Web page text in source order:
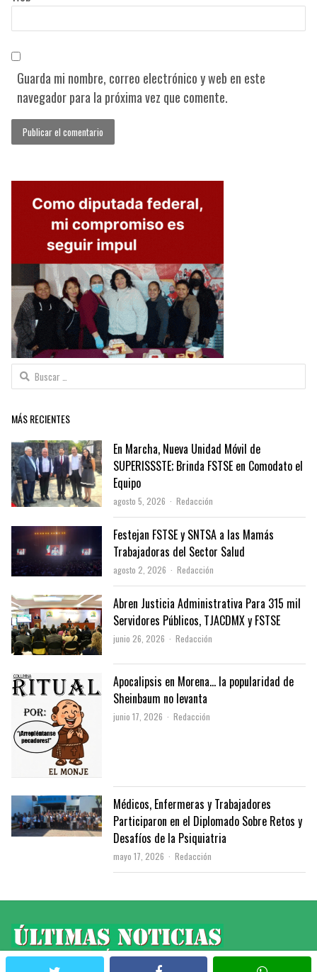
Guarda mi nombre, correo electrónico y web en este
navegador para la próxima vez que comente.
Buscar:
MÁS RECIENTES
En Marcha, Nueva Unidad Móvil de
SUPERISSSTE; Brinda FSTSE en Comodato el
Equipo
agosto 5, 2026 Author
Redacción
Festejan FSTSE y SNTSA a las Mamás
Trabajadoras del Sector Salud
agosto 2, 2026 Author
Redacción
Abren Justicia Administrativa Para 315 mil
Servidores Públicos, TJACDMX y FSTSE
junio 26, 2026 Author
Redacción
Apocalipsis en Morena… la popularidad de
Sheinbaum no levanta
junio 17, 2026 Author
Redacción
Médicos, Enfermeras y Trabajadores
Participaron en el Diplomado Sobre Retos y
Desafíos de la Psiquiatria
mayo 17, 2026 Author
Redacción